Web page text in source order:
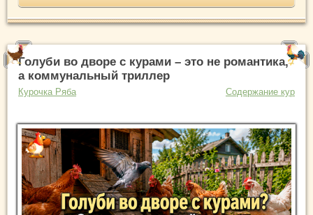
Голуби во дворе с курами – это не романтика,
а коммунальный триллер
Курочка Ряба Содержание кур